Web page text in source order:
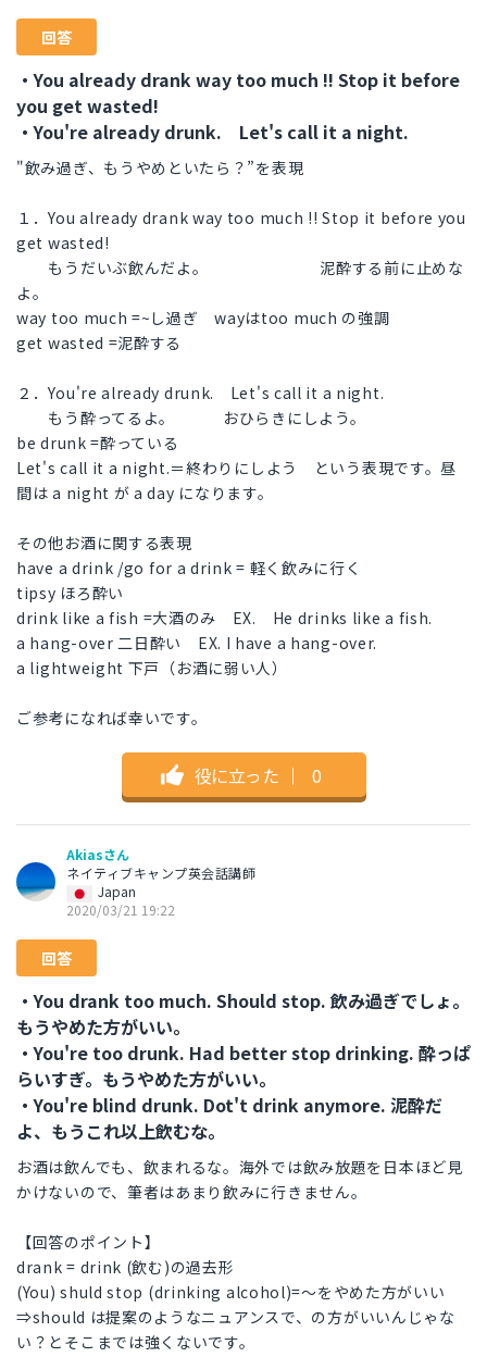
回答
・You already drank way too much !! Stop it before
you get wasted!
・You're already drunk. Let's call it a night.
"飲み過ぎ、もうやめといたら？”を表現
１．You already drank way too much !! Stop it before you
get wasted!
もうだいぶ飲んだよ。 泥酔する前に止めな
よ。
way too much =~し過ぎ wayはtoo much の強調
get wasted =泥酔する
２．You're already drunk. Let's call it a night.
もう酔ってるよ。 おひらきにしよう。
be drunk =酔っている
Let's call it a night.＝終わりにしよう という表現です。昼
間は a night が a day になります。
その他お酒に関する表現
have a drink /go for a drink = 軽く飲みに行く
tipsy ほろ酔い
drink like a fish =大酒のみ EX. He drinks like a fish.
a hang-over 二日酔い EX. I have a hang-over.
a lightweight 下戸（お酒に弱い人）
ご参考になれば幸いです。
役に立った ｜ 0
Akiasさん
ネイティブキャンプ英会話講師
Japan
2020/03/21 19:22
回答
・You drank too much. Should stop. 飲み過ぎでしょ。
もうやめた方がいい。
・You're too drunk. Had better stop drinking. 酔っぱ
らいすぎ。もうやめた方がいい。
・You're blind drunk. Dot't drink anymore. 泥酔だ
よ、もうこれ以上飲むな。
お酒は飲んでも、飲まれるな。海外では飲み放題を日本ほど見
かけないので、筆者はあまり飲みに行きません。
【回答のポイント】
drank = drink (飲む)の過去形
(You) shuld stop (drinking alcohol)=～をやめた方がいい
⇒should は提案のようなニュアンスで、の方がいいんじゃな
い？とそこまでは強くないです。